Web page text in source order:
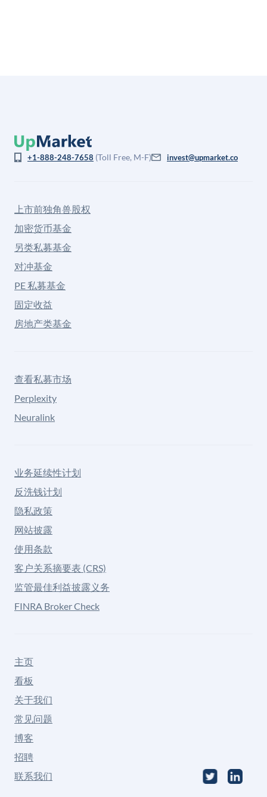
+1-888-248-7658 (Toll Free, M-F) invest@upmarket.co
上市前独角兽股权
加密货币基金
另类私募基金
对冲基金
PE 私募基金
固定收益
房地产类基金
查看私募市场
Perplexity
Neuralink
业务延续性计划
反洗钱计划
隐私政策
网站披露
使用条款
客户关系摘要表 (CRS)
监管最佳利益披露义务
FINRA Broker Check
主页
看板
关于我们
常见问题
博客
招聘
联系我们